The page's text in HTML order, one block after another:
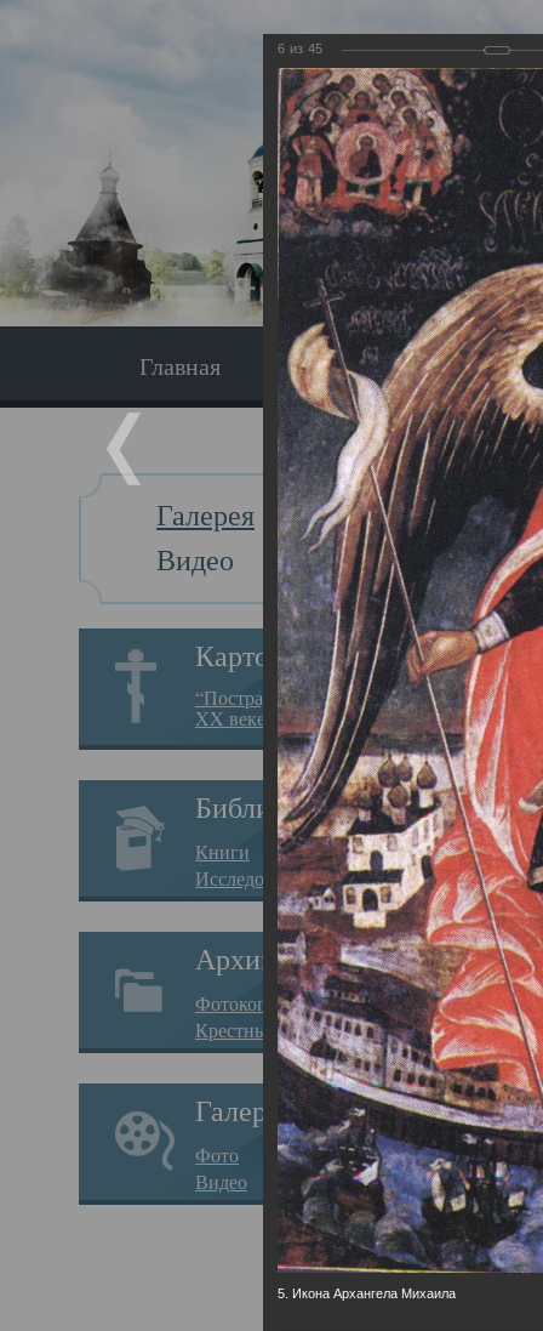
Главная Экскурсия
Галерея
Видео
Картотека
“Пострадавшие за веру в
XX веке на Севере”
Библиотека
Книги
Исследования
Архив
Фотокопии дел
Крестные ходы
Галерея
Фото
Видео
Главная
6 из 45
5. Икона Архангела Михаила